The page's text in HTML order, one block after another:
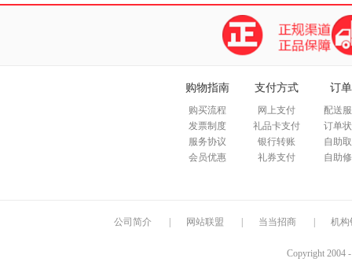
购物指南
购买流程
发票制度
服务协议
会员优惠
支付方式
网上支付
礼品卡支付
银行转账
礼券支付
订
配送
订单
自助
自助
公司简介 网站联盟 当当招商 机构
Copyright 2004